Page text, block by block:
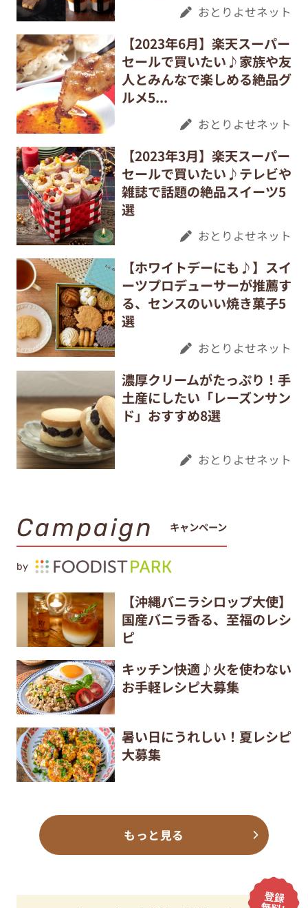
おとりよせネット
【2023年6月】楽天スーパー
セールで買いたい♪家族や友
人とみんなで楽しめる絶品グ
ルメ5...
おとりよせネット
【2023年3月】楽天スーパー
セールで買いたい♪テレビや
雑誌で話題の絶品スイーツ5
選
おとりよせネット
【ホワイトデーにも♪】スイ
ーツプロデューサーが推薦す
る、センスのいい焼き菓子5
選
おとりよせネット
濃厚クリームがたっぷり！手
土産にしたい「レーズンサン
ド」おすすめ8選
おとりよせネット
Campaign キャンペーン
by
【沖縄バニラシロップ大使】
国産バニラ香る、至福のレシ
ピ
キッチン快適♪火を使わない
お手軽レシピ大募集
暑い日にうれしい！夏レシピ
大募集
もっと見る